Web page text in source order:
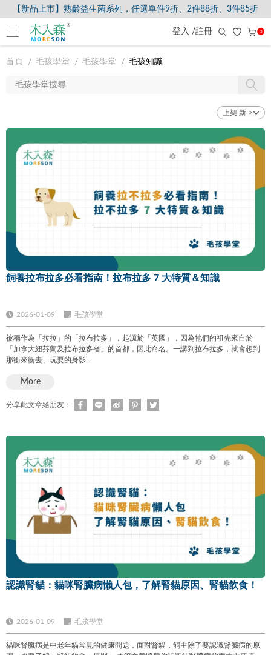
【新品上市】熟齡益生菌系列，任選單件9折、2件88折、3件85折
登入 /註冊 0
首頁 毛孩學堂 毛孩學堂 毛孩知識
飼養拉布拉多必看指南！拉布拉多 7 大特質＆知識
2026-01-09 毛孩學堂
被稱作為「拉拉」的「拉布拉多」，起源於「英國」，因為牠們的祖先來自於
「加拿大紐芬蘭及拉布拉多省」的首都，因此命名。一講到拉布拉多，就會想到
那衝來衝去、玩耍的身影...
More
分享此文章給朋友：
認識腎貓：貓咪腎臟病懶人包，了解腎貓原因、腎貓飲食！
2026-01-09 毛孩學堂
貓咪腎臟病是中老年貓常見的健康問題，面對腎貓，飼主除了要認識腎臟病的原